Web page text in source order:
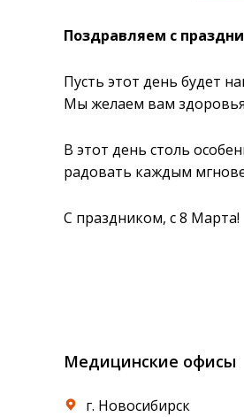
Поздравляем с
Пусть этот день будет
Мы желаем вам
В этот день столь
радовать каждым
С праздником, с 8 Марта!
Медицинские офисы
г. Новосибирск